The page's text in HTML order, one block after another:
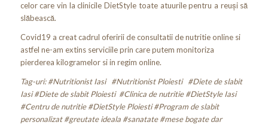
celor care vin la clinicile DietStyle toate atuurile pentru a reuși să
slăbească.
Covid19 a creat cadrul oferirii de consultatii de nutritie online si
astfel ne-am extins serviciile prin care putem monitoriza
pierderea kilogramelor si in regim online.
Tag-uri: #Nutritionist Iasi #Nutritionist Ploiesti #Diete de slabit
Iasi #Diete de slabit Ploiesti #Clinica de nutritie #DietStyle Iasi
#Centru de nutritie #DietStyle Ploiesti #Program de slabit
personalizat #greutate ideala #sanatate #mese bogate dar